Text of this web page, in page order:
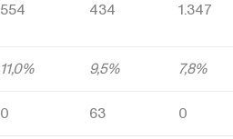
554 434 1.347
11,0% 9,5% 7,8%
0 63 0